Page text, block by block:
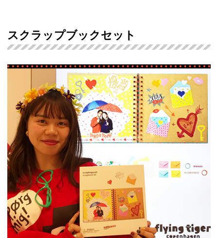
スクラップブックセット